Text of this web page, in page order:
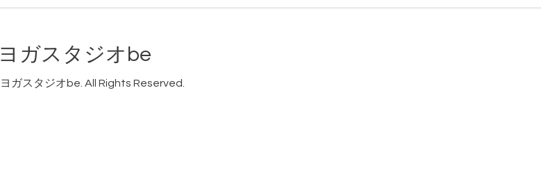
ヨガスタジオbe
ヨガスタジオbe. All Rights Reserved.